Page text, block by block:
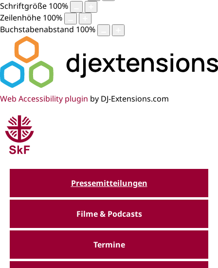
Schriftgröße 100%
Zeilenhöhe 100%
Buchstabenabstand 100%
Web Accessibility plugin by DJ-Extensions.com
Pressemitteilungen
Filme & Podcasts
Termine